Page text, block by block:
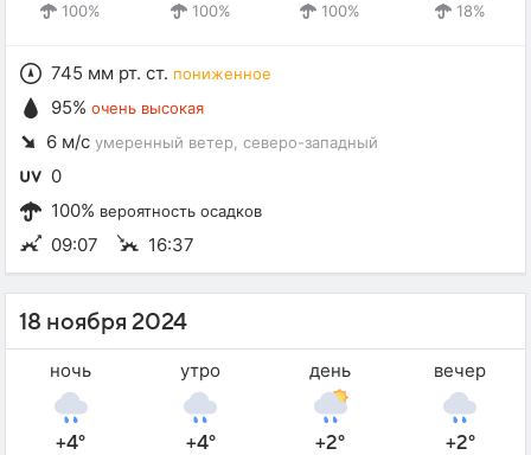
100%
100%
100%
18%
745 мм рт. ст. пониженное
95% очень высокая
6 м/с умеренный ветер , северо-западный
0
100% вероятность осадков
09:07 16:37
18 ноября 2024
ночь
+4°
утро
+4°
день
+2°
вечер
+2°